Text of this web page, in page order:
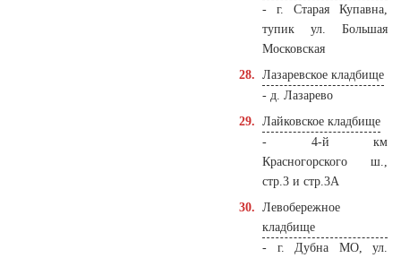
- г. Старая Купавна,
тупик ул. Большая
Московская
Лазаревское кладбище
- д. Лазарево
Лайковское кладбище
- 4-й км
Красногорского ш.,
стр.3 и стр.3А
Левобережное
кладбище
- г. Дубна МО, ул.